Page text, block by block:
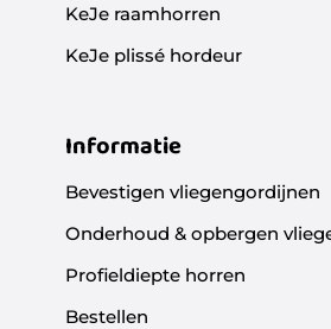
KeJe raamhorren
KeJe plissé hordeur
Informatie
Bevestigen vliegengordijnen
Onderhoud & opbergen
Profieldiepte horren
Bestellen